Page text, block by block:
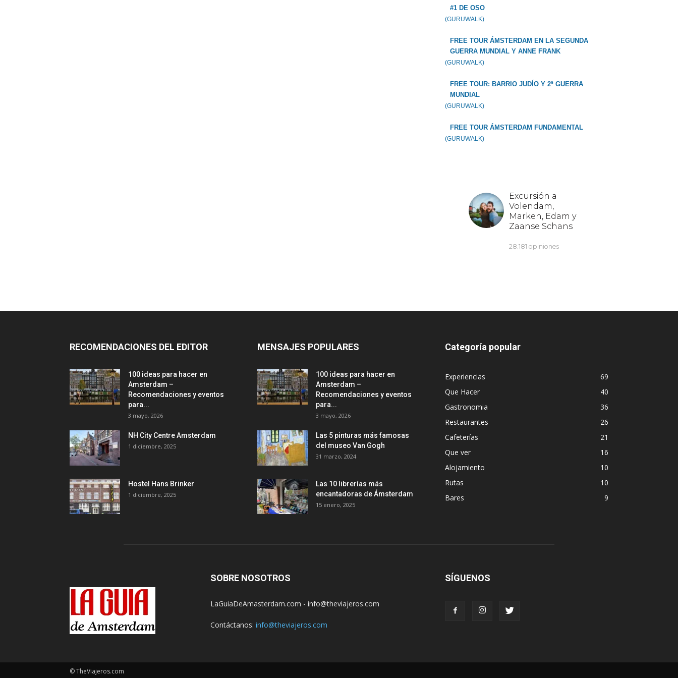
#1 DE OSO
(GURUWALK)
FREE TOUR ÁMSTERDAM EN LA SEGUNDA
GUERRA MUNDIAL Y ANNE FRANK
(GURUWALK)
FREE TOUR: BARRIO JUDÍO Y 2ª GUERRA
MUNDIAL
(GURUWALK)
FREE TOUR ÁMSTERDAM FUNDAMENTAL
(GURUWALK)
RECOMENDACIONES DEL EDITOR
100 ideas para hacer en
Amsterdam –
Recomendaciones y eventos
para...
3 mayo, 2026
NH City Centre Amsterdam
1 diciembre, 2025
Hostel Hans Brinker
1 diciembre, 2025
MENSAJES POPULARES
100 ideas para hacer en
Amsterdam –
Recomendaciones y eventos
para...
3 mayo, 2026
Las 5 pinturas más famosas
del museo Van Gogh
31 marzo, 2024
Las 10 librerías más
encantadoras de Ámsterdam
15 enero, 2025
Categoría popular
Experiencias
69
Que Hacer
40
Gastronomia
36
Restaurantes
26
Cafeterías
21
Que ver
16
Alojamiento
10
Rutas
10
Bares
9
SOBRE NOSOTROS
LaGuiaDeAmasterdam.com - info@theviajeros.com
Contáctanos: info@theviajeros.com
SÍGUENOS
© TheViajeros.com